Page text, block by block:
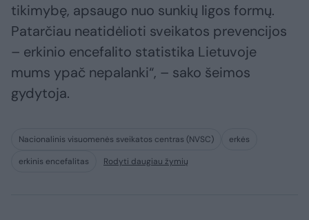
tikimybę, apsaugo nuo sunkių ligos formų.
Patarčiau neatidėlioti sveikatos prevencijos
– erkinio encefalito statistika Lietuvoje
mums ypač nepalanki“, – sako šeimos
gydytoja.
Nacionalinis visuomenės sveikatos centras (NVSC)
erkės
erkinis encefalitas
Rodyti daugiau žymių